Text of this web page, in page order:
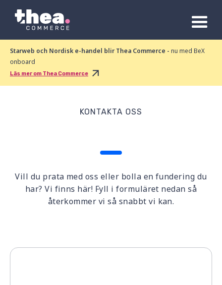
Starweb och Nordisk e-handel blir Thea Commerce - nu med BeX
onboard
Läs mer om Thea Commerce
KONTAKTA OSS
Vill du prata med oss eller bolla en fundering du
har? Vi finns här! Fyll i formuläret nedan så
återkommer vi så snabbt vi kan.